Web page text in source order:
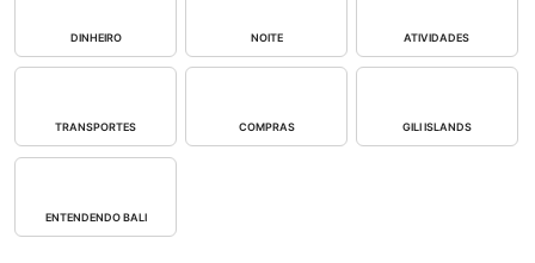
DINHEIRO NOITE ATIVIDADES
TRANSPORTES COMPRAS GILI ISLANDS
ENTENDENDO BALI